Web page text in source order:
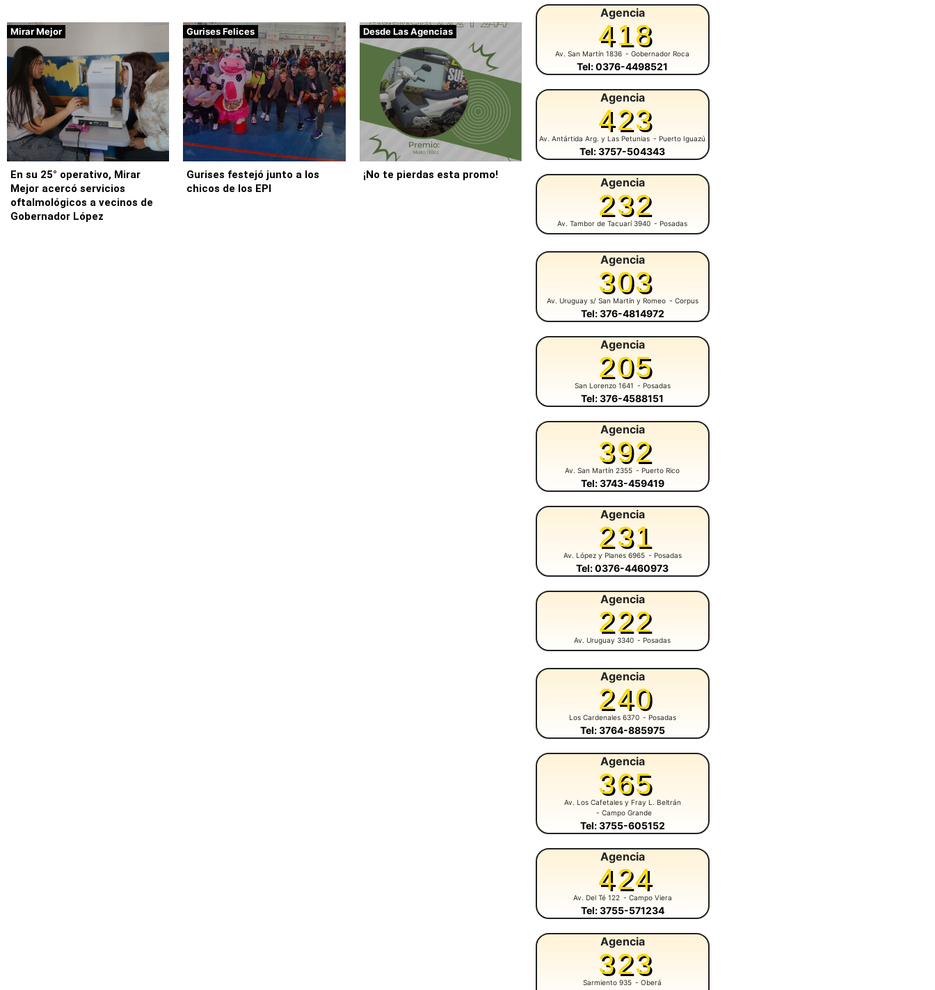
Mirar Mejor
En su 25° operativo, Mirar
Mejor acercó servicios
oftalmológicos a vecinos de
Gobernador López
Gurises Felices
Gurises festejó junto a los
chicos de los EPI
Desde Las Agencias
¡No te pierdas esta promo!
Agencia
418
Av. San Martín 1836 - Gobernador Roca
Tel: 0376-4498521
Agencia
423
Av. Antártida Arg. y Las Petunias - Puerto Iguazú
Tel: 3757-504343
Agencia
232
Av. Tambor de Tacuarí 3940 - Posadas
Agencia
303
Av. Uruguay s/ San Martín y Romeo - Corpus
Tel: 376-4814972
Agencia
205
San Lorenzo 1641 - Posadas
Tel: 376-4588151
Agencia
392
Av. San Martín 2355 - Puerto Rico
Tel: 3743-459419
Agencia
231
Av. López y Planes 6965 - Posadas
Tel: 0376-4460973
Agencia
222
Av. Uruguay 3340 - Posadas
Agencia
240
Los Cardenales 6370 - Posadas
Tel: 3764-885975
Agencia
365
Av. Los Cafetales y Fray L. Beltrán
- Campo Grande
Tel: 3755-605152
Agencia
424
Av. Del Té 122 - Campo Viera
Tel: 3755-571234
Agencia
323
Sarmiento 935 - Oberá